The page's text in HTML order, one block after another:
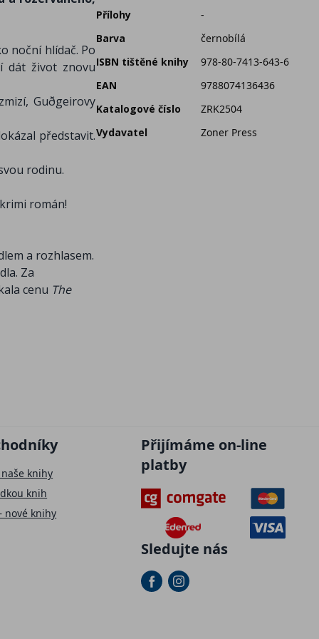
noční hlídač. Po
dát život znovu
Guðgeirovy
představit.
rodinu.
román!
a rozhlasem.
Za
cenu The
Přílohy
-
Barva
černobílá
ISBN tištěné knihy
978-80-7413-643-6
EAN
9788074136436
Katalogové číslo
ZRK2504
Vydavatel
Zoner Press
knihy
knih
nové knihy
Přijímáme on-line
platby
Sledujte nás